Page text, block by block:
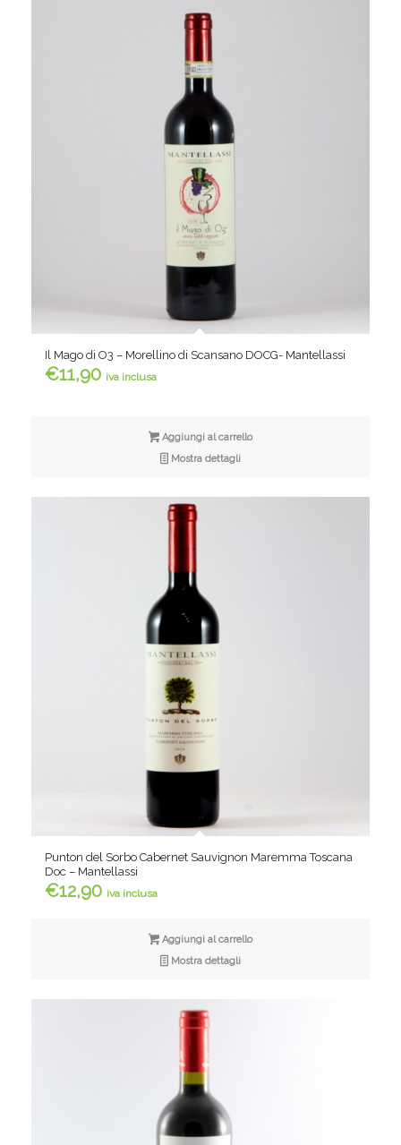
Il Mago di O3 – Morellino di Scansano DOCG- Mantellassi
€11,90 iva inclusa
Aggiungi al carrello
Mostra dettagli
Punton del Sorbo Cabernet Sauvignon Maremma Toscana
Doc – Mantellassi
€12,90 iva inclusa
Aggiungi al carrello
Mostra dettagli